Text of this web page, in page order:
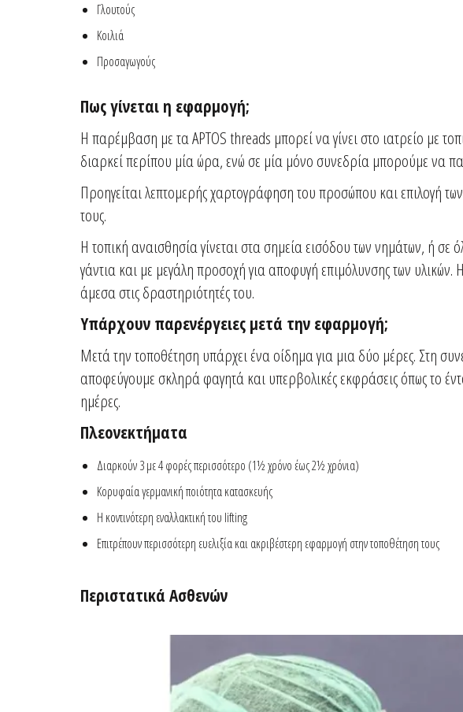
Γλουτούς
Κοιλιά
Προσαγωγούς
Πως γίνεται η εφαρμογή;
Η παρέμβαση με τα APTOS threads μπορεί να γίνει στο ιατρείο με
διαρκεί περίπου μία ώρα, ενώ σε μία μόνο συνεδρία μπορούμε να
Προηγείται λεπτομερής χαρτογράφηση του προσώπου και επιλογή
τους.
Η τοπική αναισθησία γίνεται στα σημεία εισόδου των νημάτων, ή
γάντια και με μεγάλη προσοχή για αποφυγή επιμόλυνσης των
άμεσα στις δραστηριότητές του.
Υπάρχουν παρενέργειες μετά την εφαρμογή;
Μετά την τοποθέτηση υπάρχει ένα οίδημα για μια δύο μέρες. Στη
αποφεύγουμε σκληρά φαγητά και υπερβολικές εκφράσεις όπως το
ημέρες.
Πλεονεκτήματα
Διαρκούν 3 με 4 φορές περισσότερο (1½ χρόνο έως 2½ χρόνια)
Κορυφαία γερμανική ποιότητα κατασκευής
Η κοντινότερη εναλλακτική του lifting
Επιτρέπουν περισσότερη ευελιξία και ακριβέστερη εφαρμογή στην τοποθέτηση τους
Περιστατικά Ασθενών